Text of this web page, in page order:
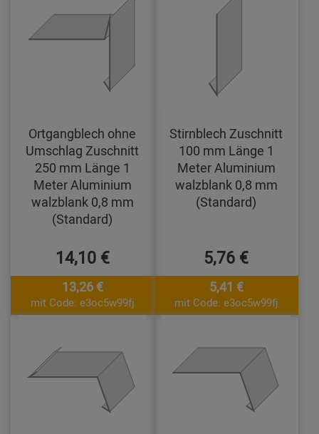
Ortgangblech ohne
Umschlag Zuschnitt
250 mm Länge 1
Meter Aluminium
walzblank 0,8 mm
(Standard)
14,10 €
13,26 €
mit Code: e3oc5w99fj
Stirnblech Zuschnitt
100 mm Länge 1
Meter Aluminium
walzblank 0,8 mm
(Standard)
5,76 €
5,41 €
mit Code: e3oc5w99fj